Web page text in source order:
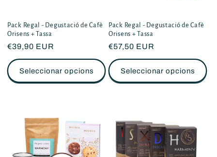
ó
:
Pack Regal - Degustació de Cafè
Orisens + Tassa
Preu
habitual
€39,90 EUR
Seleccionar opcions
Pack Regal - Degustació de Cafè
Orisens + Tassa
Preu
habitual
€57,50 EUR
Seleccionar opcions